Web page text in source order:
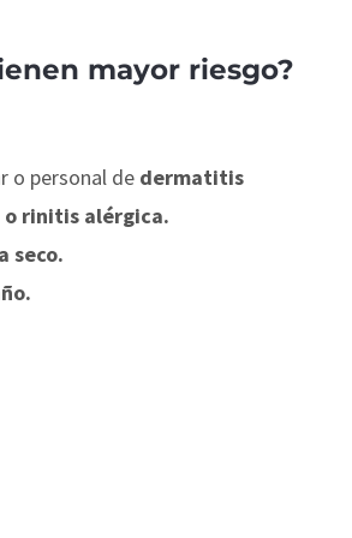
mayor riesgo?
o personal de dermatitis
rinitis alérgica.
seco.